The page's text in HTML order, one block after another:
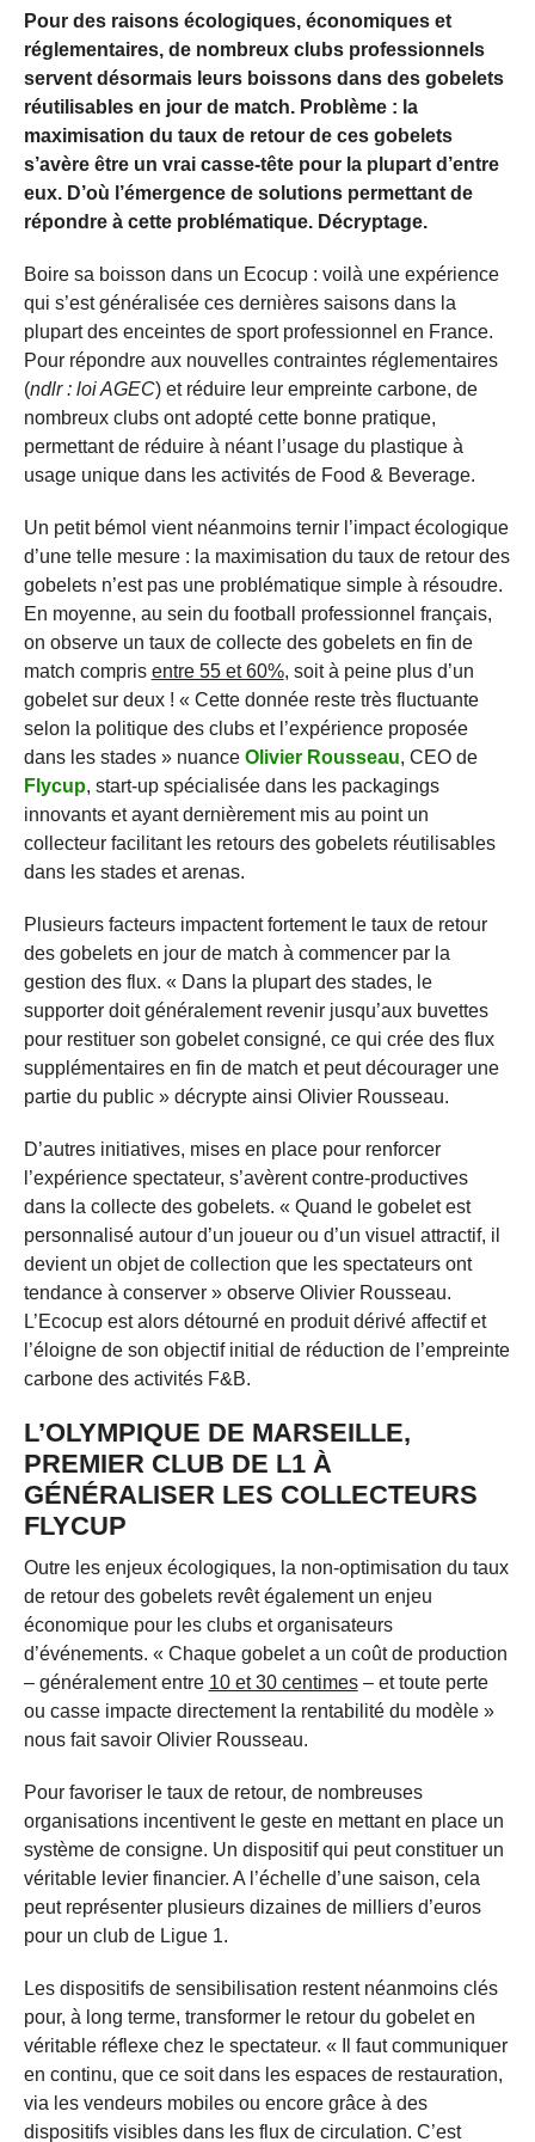
Pour des raisons écologiques, économiques et
réglementaires, de nombreux clubs professionnels
servent désormais leurs boissons dans des gobelets
réutilisables en jour de match. Problème : la
maximisation du taux de retour de ces gobelets
s’avère être un vrai casse-tête pour la plupart d’entre
eux. D’où l’émergence de solutions permettant de
répondre à cette problématique. Décryptage.
Boire sa boisson dans un Ecocup : voilà une expérience
qui s’est généralisée ces dernières saisons dans la
plupart des enceintes de sport professionnel en France.
Pour répondre aux nouvelles contraintes réglementaires
(ndlr : loi AGEC) et réduire leur empreinte carbone, de
nombreux clubs ont adopté cette bonne pratique,
permettant de réduire à néant l’usage du plastique à
usage unique dans les activités de Food & Beverage.
Un petit bémol vient néanmoins ternir l’impact écologique
d’une telle mesure : la maximisation du taux de retour des
gobelets n’est pas une problématique simple à résoudre.
En moyenne, au sein du football professionnel français,
on observe un taux de collecte des gobelets en fin de
match compris entre 55 et 60%, soit à peine plus d’un
gobelet sur deux ! « Cette donnée reste très fluctuante
selon la politique des clubs et l’expérience proposée
dans les stades » nuance Olivier Rousseau, CEO de
Flycup, start-up spécialisée dans les packagings
innovants et ayant dernièrement mis au point un
collecteur facilitant les retours des gobelets réutilisables
dans les stades et arenas.
Plusieurs facteurs impactent fortement le taux de retour
des gobelets en jour de match à commencer par la
gestion des flux. « Dans la plupart des stades, le
supporter doit généralement revenir jusqu’aux buvettes
pour restituer son gobelet consigné, ce qui crée des flux
supplémentaires en fin de match et peut décourager une
partie du public » décrypte ainsi Olivier Rousseau.
D’autres initiatives, mises en place pour renforcer
l’expérience spectateur, s’avèrent contre-productives
dans la collecte des gobelets. « Quand le gobelet est
personnalisé autour d’un joueur ou d’un visuel attractif, il
devient un objet de collection que les spectateurs ont
tendance à conserver » observe Olivier Rousseau.
L’Ecocup est alors détourné en produit dérivé affectif et
l’éloigne de son objectif initial de réduction de l’empreinte
carbone des activités F&B.
L’OLYMPIQUE DE MARSEILLE,
PREMIER CLUB DE L1 À
GÉNÉRALISER LES COLLECTEURS
FLYCUP
Outre les enjeux écologiques, la non-optimisation du taux
de retour des gobelets revêt également un enjeu
économique pour les clubs et organisateurs
d’événements. « Chaque gobelet a un coût de production
– généralement entre 10 et 30 centimes– et toute perte
ou casse impacte directement la rentabilité du modèle »
nous fait savoir Olivier Rousseau.
Pour favoriser le taux de retour, de nombreuses
organisations incentivent le geste en mettant en place un
système de consigne. Un dispositif qui peut constituer un
véritable levier financier. A l’échelle d’une saison, cela
peut représenter plusieurs dizaines de milliers d’euros
pour un club de Ligue 1.
Les dispositifs de sensibilisation restent néanmoins clés
pour, à long terme, transformer le retour du gobelet en
véritable réflexe chez le spectateur. « Il faut communiquer
en continu, que ce soit dans les espaces de restauration,
via les vendeurs mobiles ou encore grâce à des
dispositifs visibles dans les flux de circulation. C’est